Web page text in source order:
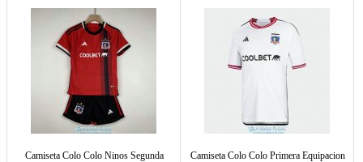
Camiseta Colo Colo Ninos Segunda
Camiseta Colo Colo Primera Equipacion